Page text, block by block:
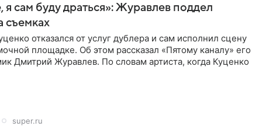
я сам буду драться»: Журавлев поддел
съемках
отказался от услуг дублера и сам исполнил сцену
площадке. Об этом рассказал «Пятому каналу» его
Дмитрий Журавлев. По словам артиста, когда Куценко
super.ru